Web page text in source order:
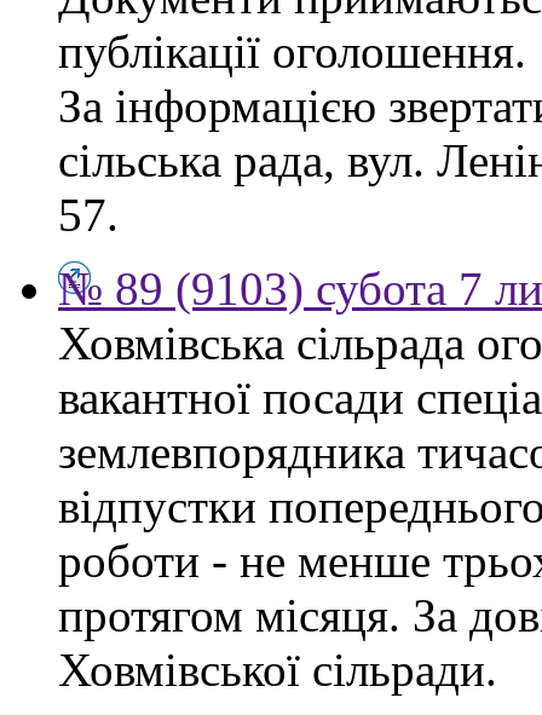
публікації оголошення.
За інформацією
сільська рада, вул.
57.
№ 89 (9103) субота 7
Ховмівська сільрада
вакантної посади
землевпорядника
відпустки
роботи - не менше
протягом місяця. За
Ховмівської сільради.